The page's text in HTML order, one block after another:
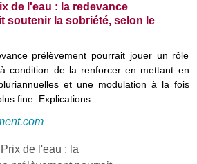
de l'eau : la redevance
soutenir la sobriété, selon le
prélèvement pourrait jouer un rôle
condition de la renforcer en mettant en
et une modulation à la fois
fine. Explications.